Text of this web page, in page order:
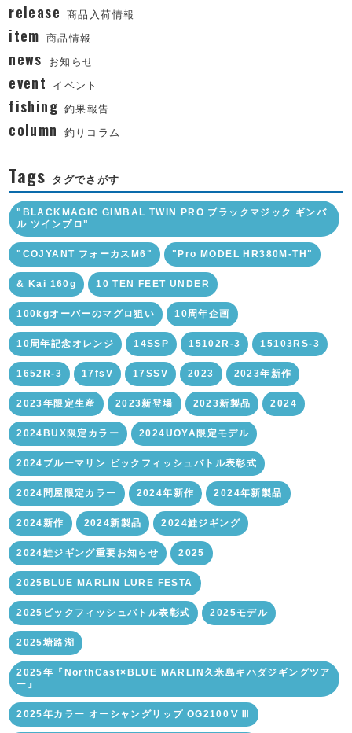
release 商品入荷情報
item 商品情報
news お知らせ
event イベント
fishing 釣果報告
column 釣りコラム
Tags タグでさがす
"BLACKMAGIC GIMBAL TWIN PRO ブラックマジック ギンバ
ル ツインプロ"
"COJYANT フォーカスM6" "Pro MODEL HR380M-TH"
& Kai 160g 10 TEN FEET UNDER
100kgオーバーのマグロ狙い 10周年企画
10周年記念オレンジ 14SSP 15102R-3 15103RS-3
1652R-3 17fsV 17SSV 2023 2023年新作
2023年限定生産 2023新登場 2023新製品 2024
2024BUX限定カラー 2024UOYA限定モデル
2024ブルーマリン ビックフィッシュバトル表彰式
2024問屋限定カラー 2024年新作 2024年新製品
2024新作 2024新製品 2024鮭ジギング
2024鮭ジギング重要お知らせ 2025
2025BLUE MARLIN LURE FESTA
2025ビックフィッシュバトル表彰式 2025モデル
2025塘路湖
2025年『NorthCast×BLUE MARLIN久米島キハダジギングツア
ー』
2025年カラー オーシャングリップ OG2100ⅤⅢ